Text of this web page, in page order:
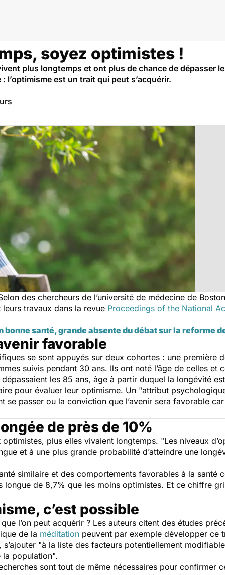
soyez optimistes !
plus longtemps et ont plus de chance de dépasser
l’optimisme est un trait qui peut s’acquérir.
des chercheurs de l’université de médecine de
travaux dans la revue Proceedings of the National
bonne santé, grande absente du débat sur la reforme
favorable
se sont appuyés sur deux cohortes : une première
suivis pendant 30 ans. Ils ont noté l’âge de celles et
les 85 ans, âge à partir duquel la longévité
pour évaluer leur optimisme. Un "attribut
se passer ou la conviction que l’avenir sera favorable
de près de 10%
plus elles vivaient longtemps. "Les niveaux
et à une plus grande probabilité d’atteindre une
similaire et des comportements favorables à la santé
de 8,7% que les moins optimistes. Et ce chiffre
c’est possible
l’on peut acquérir ? Les auteurs citent des études
de la méditation peuvent par exemple développer ce
"à la liste des facteurs potentiellement
la population".
sont tout de même nécessaires pour confirmer